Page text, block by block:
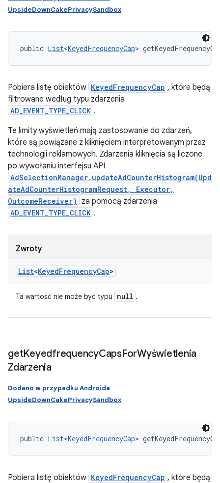
UpsideDownCakePrivacySandbox
public List<KeyedFrequencyCap>
Pobiera listę obiektów KeyedFrequencyCap , które będą
filtrowane według typu zdarzenia
AD_EVENT_TYPE_CLICK .
Te limity wyświetleń mają zastosowanie do zdarzeń,
które są powiązane z kliknięciem interpretowanym przez
technologii reklamowych. Zdarzenia kliknięcia są liczone
po wywołaniu interfejsu API
AdSelectionManager.updateAdCounterHistogram(Upd
ateAdCounterHistogramRequest, Executor,
OutcomeReceiver)
za pomocą zdarzenia
AD_EVENT_TYPE_CLICK .
Zwroty
List<KeyedFrequencyCap>
Ta wartość nie może być typu null .
getKeyedfrequencyCapsForWyświetlenia
Zdarzenia
Dodano w przypadku Androida
UpsideDownCakePrivacySandbox
public List<KeyedFrequencyCap>
Pobiera listę obiektów KeyedFrequencyCap , które będą